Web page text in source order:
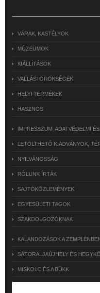
VÁRAK, KASTÉLYOK
MÚZEUMOK
KIÁLLÍTÁSOK
VALLÁSI ÖRÖKSÉGEK
HELYI TERMÉKEK
HASZNOS
IMPRESSZUM, ADATVÉDELMI
LETÖLTHETŐ KIADVÁNYOK,
NYILVÁNOSSÁG
RÓLUNK ÍRTÁK
SAJTÓKÖZLEMÉNYEK
EGYESÜLETI TAGOK
SZAKDOLGOZÓKNAK
KALANDOZÁSOK A ZEMPLÉNBEN
SÁTORALJAÚJHELY ÉS
MISKOLC ÉS A BÜKK